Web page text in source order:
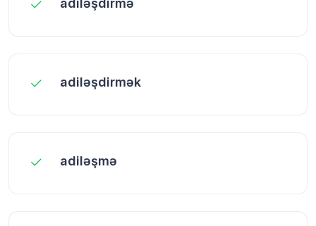
adiləşdirmə
adiləşdirmək
adiləşmə